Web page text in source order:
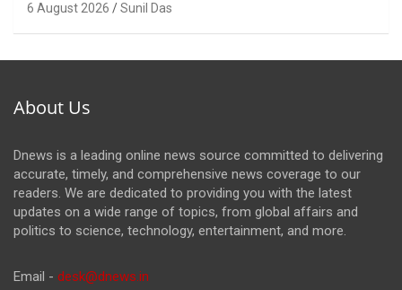
6 August 2026 Sunil Das
About Us
Dnews is a leading online news source committed to delivering
accurate, timely, and comprehensive news coverage to our
readers. We are dedicated to providing you with the latest
updates on a wide range of topics, from global affairs and
politics to science, technology, entertainment, and more.
Email - desk@dnews.in